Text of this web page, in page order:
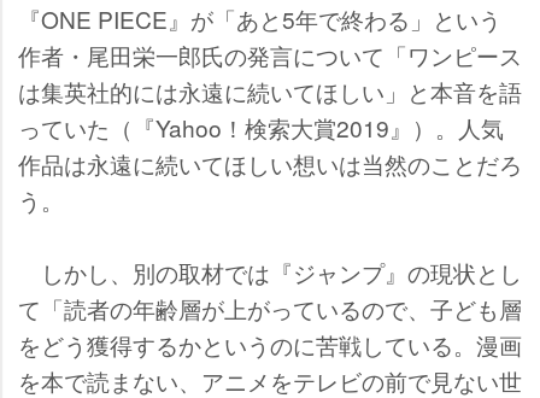
『ONE PIECE』が「あと5年で終わる」という
作者・尾田栄一郎氏の発言について「ワンピース
は集英社的には永遠に続いてほしい」と本音を語
っていた（『Yahoo！検索大賞2019』）。人気
作品は永遠に続いてほしい想いは当然のことだろ
う。
しかし、別の取材では『ジャンプ』の現状とし
て「読者の年齢層が上がっているので、子ども層
をどう獲得するかというのに苦戦している。漫画
を本で読まない、アニメをテレビの前で見ない世